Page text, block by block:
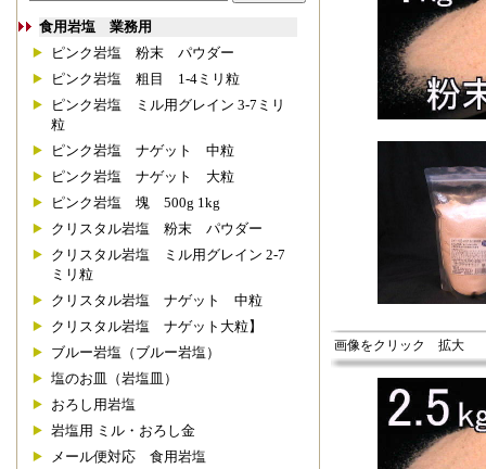
食用岩塩 業務用
ピンク岩塩 粉末 パウダー
ピンク岩塩 粗目 1-4ミリ粒
ピンク岩塩 ミル用グレイン 3-7ミリ
粒
ピンク岩塩 ナゲット 中粒
ピンク岩塩 ナゲット 大粒
ピンク岩塩 塊 500g 1kg
クリスタル岩塩 粉末 パウダー
クリスタル岩塩 ミル用グレイン 2-7
ミリ粒
クリスタル岩塩 ナゲット 中粒
クリスタル岩塩 ナゲット大粒】
ブルー岩塩（ブルー岩塩）
塩のお皿（岩塩皿）
おろし用岩塩
岩塩用 ミル・おろし金
メール便対応 食用岩塩
画像をクリック 拡大